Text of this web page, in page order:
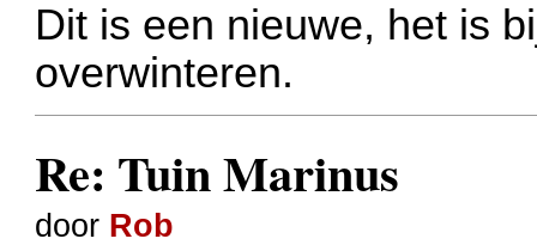
Dit is een nieuwe, het is
overwinteren.
Re: Tuin Marinus
door Rob